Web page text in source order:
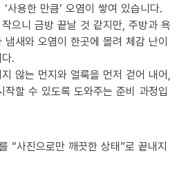
사용한 만큼’ 오염이 쌓여 있습니다.
으니 금방 끝날 것 같지만, 주방과 욕
냄새와 오염이 한곳에 몰려 체감 난이
.
않는 먼지와 얼룩을 먼저 걷어 내어,
작할 수 있도록 도와주는 준비 과정입
“사진으로만 깨끗한 상태”로 끝내지